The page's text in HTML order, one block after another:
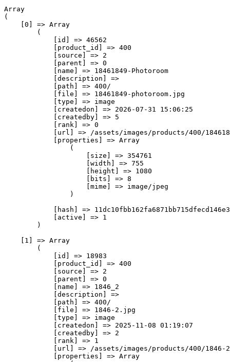
Array
(
    [0] => Array
        (
            [id] => 46562
            [product_id] => 400
            [source] => 2
            [parent] => 0
            [name] => 18461849-Photoroom
            [description] =>
            [path] => 400/
            [file] => 18461849-photoroom.jpg
            [type] => image
            [createdon] => 2026-07-31 15:06:25
            [createdby] => 5
            [rank] => 0
[url] => /assets/images/products/400/
            [properties] => Array
                (
                    [size] => 354761
                    [width] => 755
                    [height] => 1080
                    [bits] => 8
                    [mime] => image/jpeg
                )
[hash] =>
            [active] => 1
        )
    [1] => Array
        (
            [id] => 18983
            [product_id] => 400
            [source] => 2
            [parent] => 0
            [name] => 1846_2
            [description] =>
            [path] => 400/
            [file] => 1846-2.jpg
            [type] => image
            [createdon] => 2025-11-08 01:19:07
            [createdby] => 2
            [rank] => 1
[url] => /assets/images/products/400/1846-
            [properties] => Array